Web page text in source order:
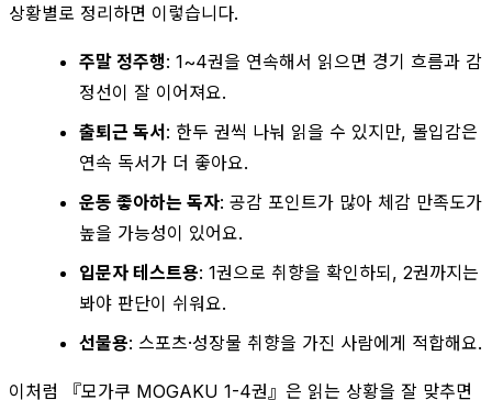
상황별로 정리하면 이렇습니다.
주말 정주행: 1~4권을 연속해서 읽으면 경기 흐름과 감
정선이 잘 이어져요.
출퇴근 독서: 한두 권씩 나눠 읽을 수 있지만, 몰입감은
연속 독서가 더 좋아요.
운동 좋아하는 독자: 공감 포인트가 많아 체감 만족도가
높을 가능성이 있어요.
입문자 테스트용: 1권으로 취향을 확인하되, 2권까지는
봐야 판단이 쉬워요.
선물용: 스포츠·성장물 취향을 가진 사람에게 적합해요.
이처럼 『모가쿠 MOGAKU 1-4권』은 읽는 상황을 잘 맞추면